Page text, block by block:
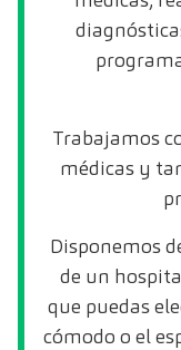
Trabajamos
médicas y
Disponemos
de un
que puedas
cómodo o el